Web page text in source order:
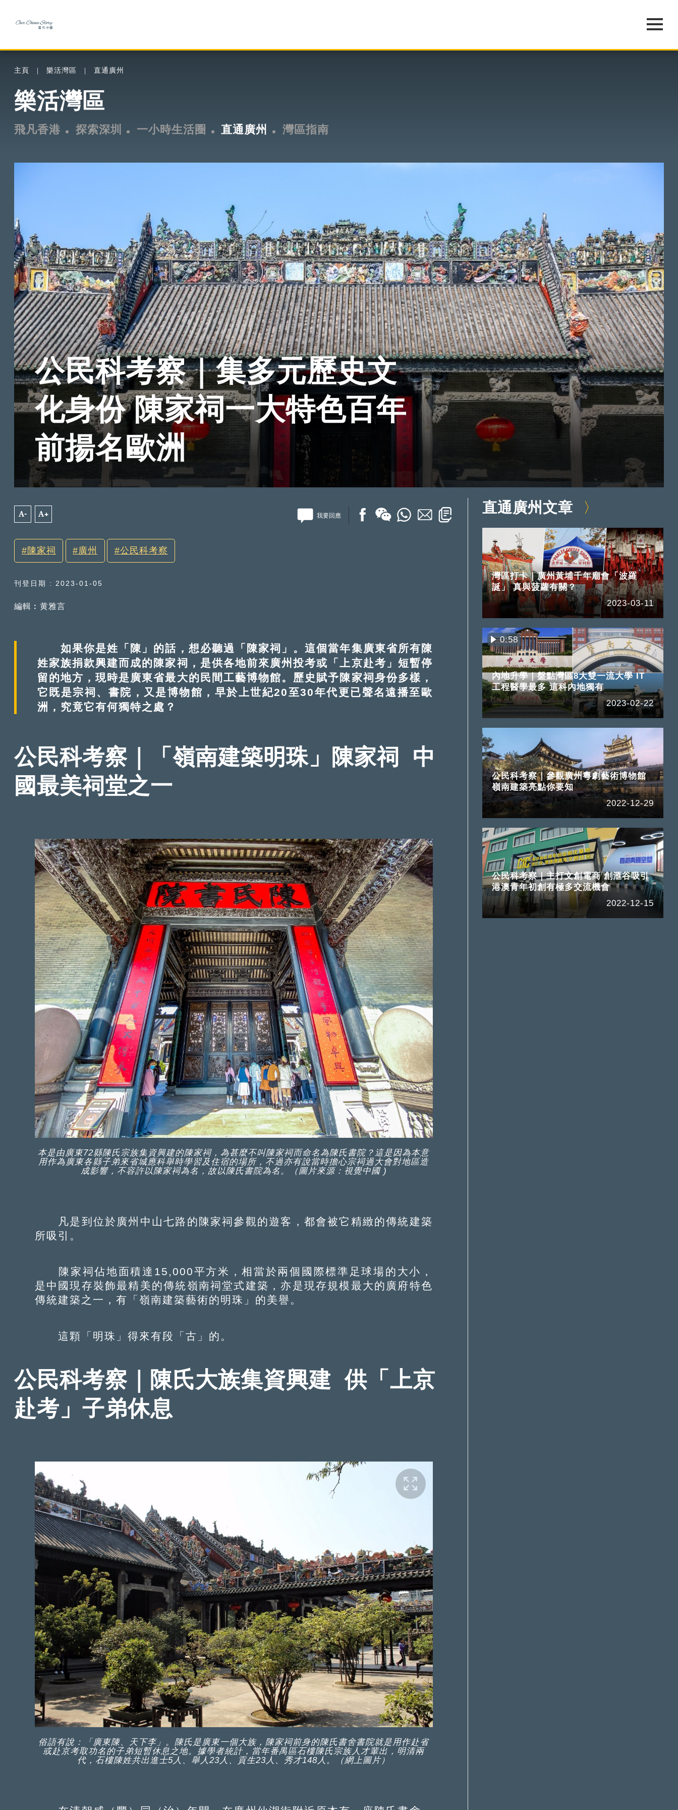
主頁 樂活灣區 直通廣州
樂活灣區
飛凡香港 探索深圳 一小時生活圈 直通廣州 灣區指南
公民科考察｜集多元歷史文
化身份 陳家祠一大特色百年
前揚名歐洲
A- A+ 我要回應
陳家祠 廣州 公民科考察
刊登日期 : 2023-01-05
編輯︰黄雅言
如果你是姓「陳」的話，想必聽過「陳家祠」。這個當年集廣東省所有陳
姓家族捐款興建而成的陳家祠，是供各地前來廣州投考或「上京赴考」短暫停
留的地方，現時是廣東省最大的民間工藝博物館。歷史賦予陳家祠身份多樣，
它既是宗祠、書院，又是博物館，早於上世紀20至30年代更已聲名遠播至歐
洲，究竟它有何獨特之處？
公民科考察｜「嶺南建築明珠」陳家祠 中
國最美祠堂之一
本是由廣東72縣陳氏宗族集資興建的陳家祠，為甚麼不叫陳家祠而命名為陳氏書院？這是因為本意
用作為廣東各縣子弟來省城應科舉時學習及住宿的場所，不過亦有說當時擔心宗祠過大會對地區造
成影響，不容許以陳家祠為名，故以陳氏書院為名。（圖片來源：視覺中國 )
凡是到位於廣州中山七路的陳家祠參觀的遊客，都會被它精緻的傳統建築
所吸引。
陳家祠佔地面積達15,000平方米，相當於兩個國際標準足球場的大小，
是中國現存裝飾最精美的傳統嶺南祠堂式建築，亦是現存規模最大的廣府特色
傳統建築之一，有「嶺南建築藝術的明珠」的美譽。
這顆「明珠」得來有段「古」的。
公民科考察｜陳氏大族集資興建 供「上京
赴考」子弟休息
俗語有說：「廣東陳、天下李」。陳氏是廣東一個大族，陳家祠前身的陳氏書舍書院就是用作赴省
或赴京考取功名的子弟短暫休息之地。據學者統計，當年番禺區石樓陳氏宗族人才輩出，明清兩
代，石樓陳姓共出進士5人、舉人23人、貢生23人、秀才148人。（網上圖片）
直通廣州文章
灣區打卡｜廣州黃埔千年廟會「波羅
誕」 真與菠蘿有關？
2023-03-11
0:58
內地升學｜盤點灣區8大雙一流大學 IT
工程醫學最多 這科內地獨有
2023-02-22
公民科考察｜參觀廣州粵劇藝術博物館
嶺南建築亮點你要知
2022-12-29
公民科考察｜主打文創電商 創滙谷吸引
港澳青年初創有極多交流機會
2022-12-15